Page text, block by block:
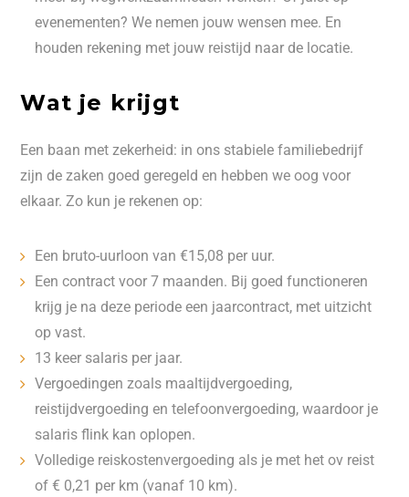
evenementen? We nemen jouw wensen mee. En
houden rekening met jouw reistijd naar de locatie.
Wat je krijgt
Een baan met zekerheid: in ons stabiele familiebedrijf
zijn de zaken goed geregeld en hebben we oog voor
elkaar. Zo kun je rekenen op:
Een bruto-uurloon van €15,08 per uur.
Een contract voor 7 maanden. Bij goed functioneren
krijg je na deze periode een jaarcontract, met uitzicht
op vast.
13 keer salaris per jaar.
Vergoedingen zoals maaltijdvergoeding,
reistijdvergoeding en telefoonvergoeding, waardoor je
salaris flink kan oplopen.
Volledige reiskostenvergoeding als je met het ov reist
of € 0,21 per km (vanaf 10 km).